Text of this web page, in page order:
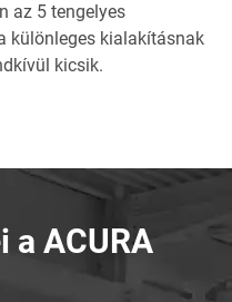
az 5 tengelyes
különleges kialakításnak
kicsik.
a ACURA